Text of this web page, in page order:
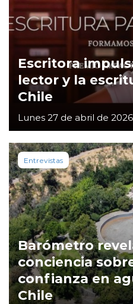
Escritora
lector y la
Chile
Lunes 27 de abril de 2026
Entrevistas
Barómetro
conciencia
confianza en
Chile